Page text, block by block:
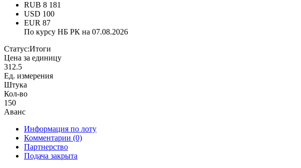
RUB 8 181
USD 100
EUR 87
По курсу НБ РК на 07.08.2026
Статус:Итоги
Цена за единицу
312.5
Ед. измерения
Штука
Кол-во
150
Аванс
Информация по лоту
Комментарии (0)
Партнерство
Подача закрыта